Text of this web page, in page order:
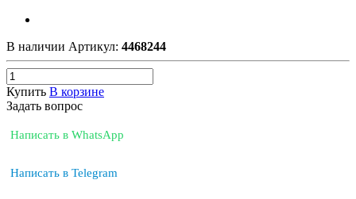
В наличии Артикул: 4468244
Купить В корзине
Задать вопрос
Написать в WhatsApp
Написать в Telegram